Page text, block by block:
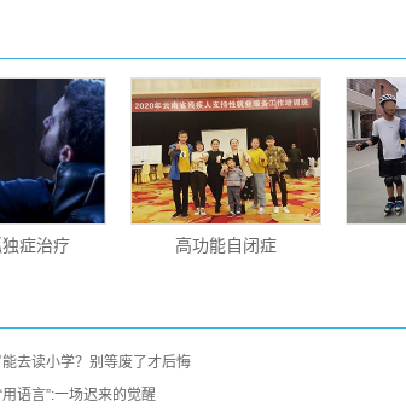
症治疗 高功能自闭症
去读小学？别等废了才后悔
用语言”:一场迟来的觉醒